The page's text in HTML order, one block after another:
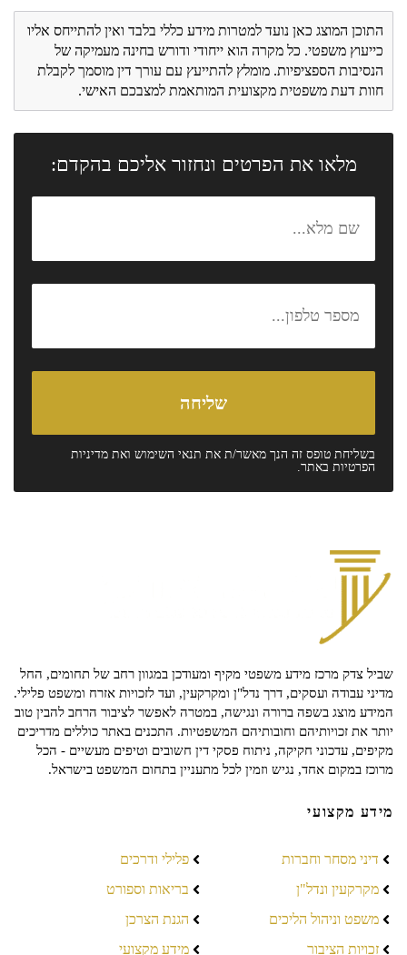
התוכן המוצג כאן נועד למטרות מידע כללי בלבד ואין להתייחס אליו
כייעוץ משפטי. כל מקרה הוא ייחודי ודורש בחינה מעמיקה של
הנסיבות הספציפיות. מומלץ להתייעץ עם עורך דין מוסמך לקבלת
חוות דעת משפטית מקצועית המותאמת למצבכם האישי.
מלאו את הפרטים ונחזור אליכם בהקדם:
בשליחת טופס זה הנך מאשר/ת את תנאי השימוש ואת מדיניות
הפרטיות באתר.
שביל צדק מרכז מידע משפטי מקיף ומעודכן במגוון רחב של תחומים, החל
מדיני עבודה ועסקים, דרך נדל"ן ומקרקעין, ועד לזכויות אזרח ומשפט פלילי.
המידע מוצג בשפה ברורה ונגישה, במטרה לאפשר לציבור הרחב להבין טוב
יותר את זכויותיהם וחובותיהם המשפטיות. התכנים באתר כוללים מדריכים
מקיפים, עדכוני חקיקה, ניתוח פסקי דין חשובים וטיפים מעשיים - הכל
מרוכז במקום אחד, נגיש וזמין לכל מתעניין בתחום המשפט בישראל.
מידע מקצועי
דיני מסחר וחברות
מקרקעין ונדל"ן
משפט וניהול הליכים
זכויות הציבור
פלילי ודרכים
בריאות וספורט
הגנת הצרכן
מידע מקצועי